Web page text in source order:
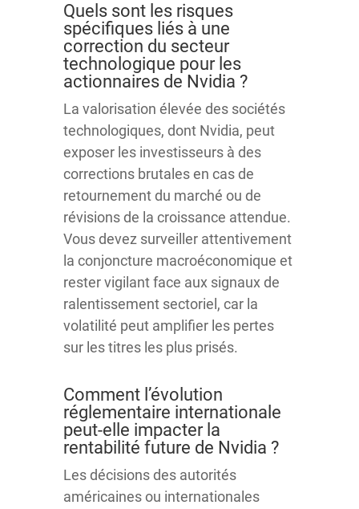
Quels sont les risques
spécifiques liés à une
correction du secteur
technologique pour les
actionnaires de Nvidia ?
La valorisation élevée des sociétés
technologiques, dont Nvidia, peut
exposer les investisseurs à des
corrections brutales en cas de
retournement du marché ou de
révisions de la croissance attendue.
Vous devez surveiller attentivement
la conjoncture macroéconomique et
rester vigilant face aux signaux de
ralentissement sectoriel, car la
volatilité peut amplifier les pertes
sur les titres les plus prisés.
Comment l’évolution
réglementaire internationale
peut-elle impacter la
rentabilité future de Nvidia ?
Les décisions des autorités
américaines ou internationales